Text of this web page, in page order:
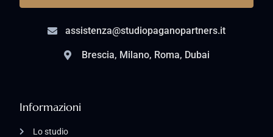
Informazioni
Lo studio
assistenza@studiopaganopartners.it
Brescia, Milano, Roma, Dubai